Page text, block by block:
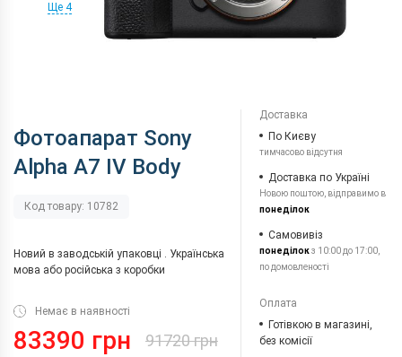
Ще 4
Фотоапарат Sony
Alpha A7 IV Body
Код товару: 10782
Новий в заводській упаковці . Українська
мова або російська з коробки
Немає в наявності
83390 грн 91720 грн
Доставка
По Києву
тимчасово відсутня
Доставка по Україні
Новою поштою, відправимо в
понеділок
Самовивіз
понеділокз 10:00 до 17:00,
по домовленості
Оплата
Готівкою в магазині,
без комісії